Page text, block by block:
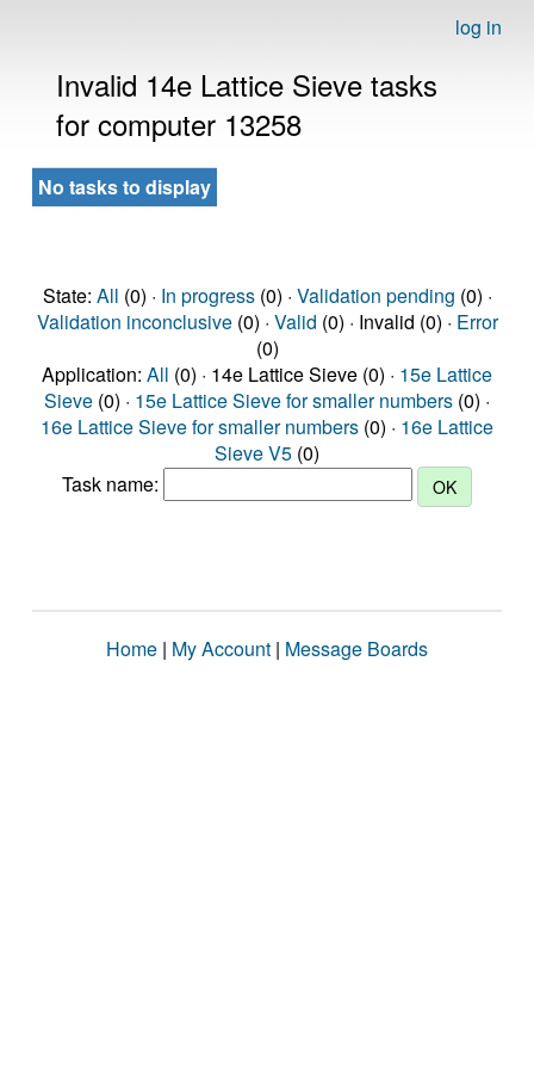
log in
Invalid 14e Lattice Sieve tasks
for computer 13258
No tasks to display
State: All (0) · In progress(0) · Validation pending (0) ·
Validation inconclusive(0) · Valid (0) · Invalid (0) · Error
(0)
Application: All (0) · 14e Lattice Sieve (0) · 15e Lattice
Sieve (0) · 15e Lattice Sieve for smaller numbers (0) ·
16e Lattice Sieve for smaller numbers (0) · 16e Lattice
Sieve V5 (0)
Task name:
Home | My Account | Message Boards